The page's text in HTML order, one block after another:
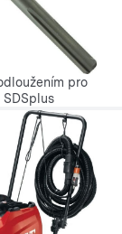
pro